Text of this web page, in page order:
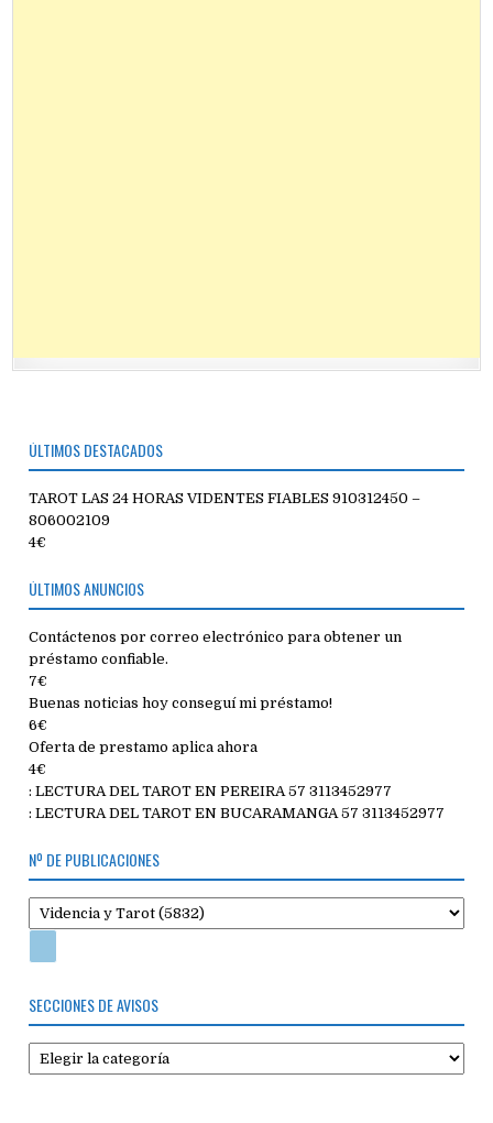
ÚLTIMOS DESTACADOS
TAROT LAS 24 HORAS VIDENTES FIABLES 910312450 –
806002109
4€
ÚLTIMOS ANUNCIOS
Contáctenos por correo electrónico para obtener un
préstamo confiable.
7€
Buenas noticias hoy conseguí mi préstamo!
6€
Oferta de prestamo aplica ahora
4€
: LECTURA DEL TAROT EN PEREIRA 57 3113452977
: LECTURA DEL TAROT EN BUCARAMANGA 57 3113452977
Nº DE PUBLICACIONES
SECCIONES DE AVISOS
Secciones
de